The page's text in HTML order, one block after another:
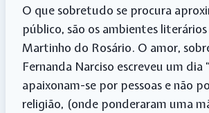
O que sobretudo se procura
público, são os ambientes
Martinho do Rosário. O amor,
Fernanda Narciso escreveu um dia
apaixonam-se por pessoas e não
religião, (onde ponderaram uma